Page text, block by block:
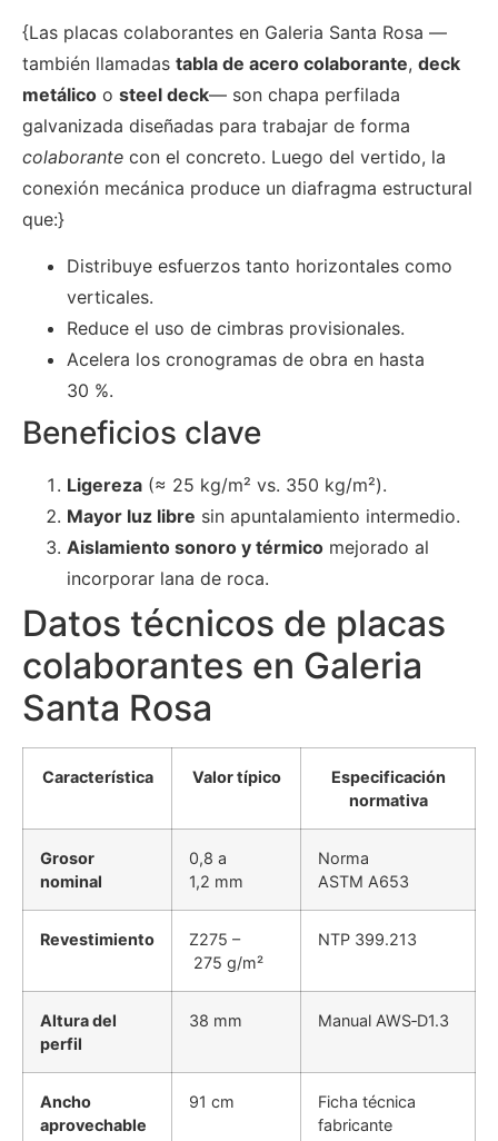
{Las placas colaborantes en Galeria Santa Rosa —
también llamadas tabla de acero colaborante, deck
metálico o steel deck— son chapa perfilada
galvanizada diseñadas para trabajar de forma
colaborante con el concreto. Luego del vertido, la
conexión mecánica produce un diafragma estructural
que:}
Distribuye esfuerzos tanto horizontales como
verticales.
Reduce el uso de cimbras provisionales.
Acelera los cronogramas de obra en hasta
30 %.
Beneficios clave
Ligereza (≈ 25 kg/m² vs. 350 kg/m²).
Mayor luz libre sin apuntalamiento intermedio.
Aislamiento sonoro y térmico mejorado al
incorporar lana de roca.
Datos técnicos de placas
colaborantes en Galeria
Santa Rosa
Característica Valor típico
Especificación
normativa
Grosor
nominal
0,8 a
1,2 mm
Norma
ASTM A653
Revestimiento
Z275 –
275 g/m²
NTP 399.213
Altura del
perfil
38 mm Manual AWS‑D1.3
Ancho
aprovechable
91 cm
Ficha técnica
fabricante